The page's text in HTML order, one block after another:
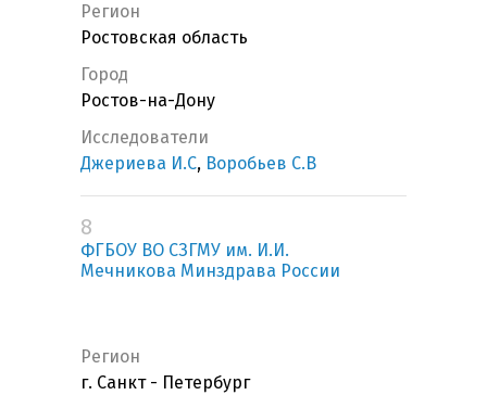
Регион
Ростовская область
Город
Ростов-на-Дону
Исследователи
Джериева И.С, Воробьев С.В
8
ФГБОУ ВО СЗГМУ им. И.И.
Мечникова Минздрава России
Регион
г. Санкт - Петербург